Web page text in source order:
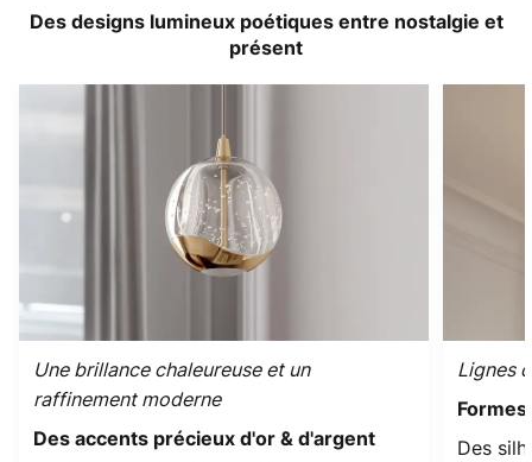
Des designs lumineux poétiques entre nostalgie et
présent
Une brillance chaleureuse et un
raffinement moderne
Des accents précieux d'or & d'argent
Lignes
Des